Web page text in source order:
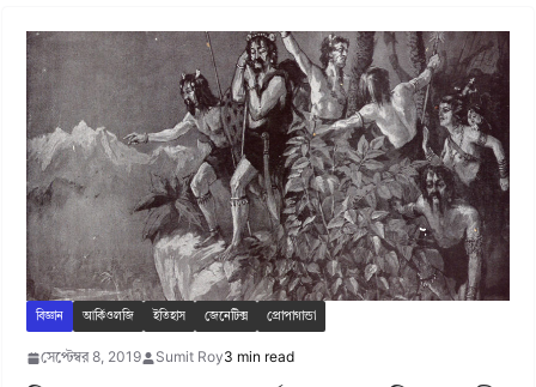
বিজ্ঞান আর্কিওলজি ইতিহাস জেনেটিক্স প্রোপাগান্ডা
সেপ্টেম্বর 8, 2019 Sumit Roy3 min read